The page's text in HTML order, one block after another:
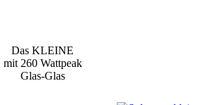
Das KLEINE
mit 260 Wattpeak
Glas-Glas